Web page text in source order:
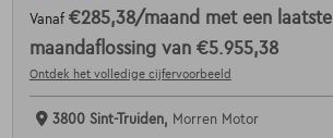
Vanaf €285,38/maand met een laatste
maandaflossing van €5.955,38
Ontdek het volledige cijfervoorbeeld
3800 Sint-Truiden, Morren Motor